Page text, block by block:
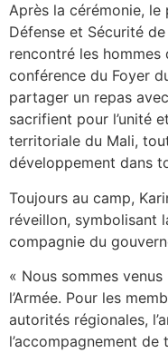
Après la cérémonie,
Défense et Sécurité de
rencontré les
conférence du Foyer
partager un repas
sacrifient pour l’unité
territoriale du Mali,
développement dans
Toujours au camp,
réveillon, symbolisant
compagnie du
« Nous sommes
l’Armée. Pour les
autorités régionales,
l’accompagnement